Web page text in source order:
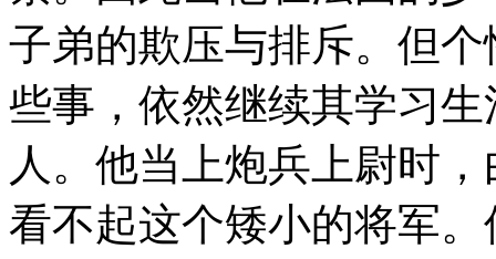
子弟的欺压与排斥。但
些事，依然继续其学习
人。他当上炮兵上尉时
看不起这个矮小的将军